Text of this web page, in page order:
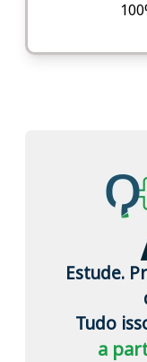
Estude.
Tudo
a